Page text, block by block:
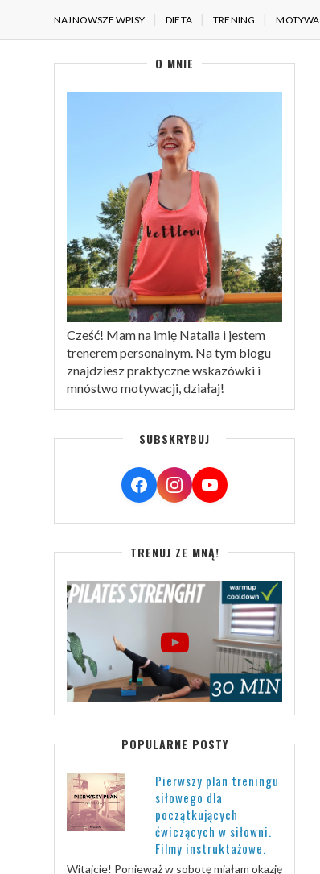
NAJNOWSZE WPISY DIETA TRENING
O MNIE
Cześć! Mam na imię Natalia i jestem
trenerem personalnym. Na tym blogu
znajdziesz praktyczne wskazówki i
mnóstwo motywacji, działaj!
SUBSKRYBUJ
TRENUJ ZE MNĄ!
POPULARNE POSTY
Pierwszy plan treningu
siłowego dla
początkujących
ćwiczących w siłowni.
Filmy instruktażowe.
Witajcie! Ponieważ w sobotę miałam okazję